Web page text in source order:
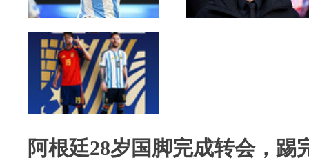
阿根廷28岁国脚完成转会，踢